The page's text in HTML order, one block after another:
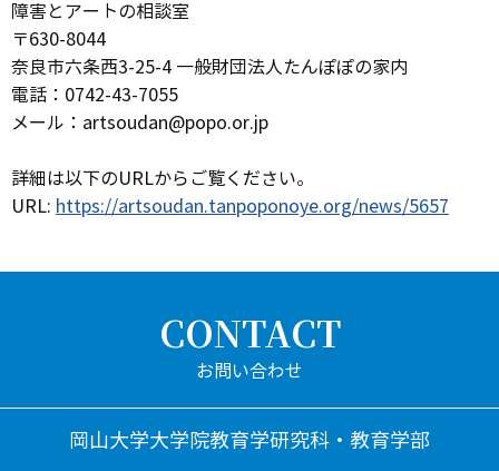
障害とアートの相談室
〒630-8044
奈良市六条西3-25-4 一般財団法人たんぽぽの家内
電話：0742-43-7055
メール：artsoudan@popo.or.jp
詳細は以下のURLからご覧ください。
URL: https://artsoudan.tanpoponoye.org/news/5657
CONTACT
岡山大学大学院教育学研究科・教育学部